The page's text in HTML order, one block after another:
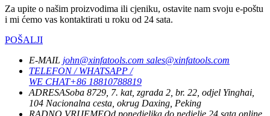
Za upite o našim proizvodima ili cjeniku, ostavite nam svoju e-poštu
i mi ćemo vas kontaktirati u roku od 24 sata.
POŠALJI
E-MAIL john@xinfatools.com sales@xinfatools.com
TELEFON / WHATSAPP /
WE CHAT+86 18810788819
ADRESASoba 8729, 7. kat, zgrada 2, br. 22, odjel Yinghai,
104 Nacionalna cesta, okrug Daxing, Peking